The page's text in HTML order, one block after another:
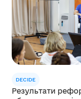
DECIDE
Результати